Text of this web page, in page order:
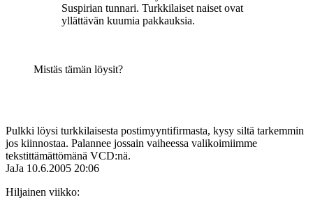
Suspirian tunnari. Turkkilaiset naiset ovat
yllättävän kuumia pakkauksia.
Mistäs tämän löysit?
Pulkki löysi turkkilaisesta postimyyntifirmasta, kysy siltä tarkemmin
jos kiinnostaa. Palannee jossain vaiheessa valikoimiimme
tekstittämättömänä VCD:nä.
JaJa 10.6.2005 20:06
Hiljainen viikko: